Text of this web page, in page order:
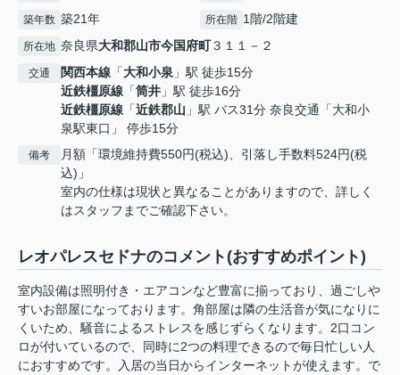
築年数 築21年 所在階 1階/2階建
所在地 奈良県大和郡山市今国府町３１１－２
交通 関西本線 「大和小泉 」駅 徒歩15分
近鉄橿原線 「筒井 」駅 徒歩16分
近鉄橿原線 「近鉄郡山 」駅 バス31分 奈良交通「大和小
泉駅東口」 停歩15分
備考
月額「環境維持費550円(税込)、引落し手数料524円(税
込)」
室内の仕様は現状と異なることがありますので、詳しく
はスタッフまでご確認下さい。
レオパレスセドナのコメント(おすすめポイント)
室内設備は照明付き・エアコンなど豊富に揃っており、過ごしや
すいお部屋になっております。角部屋は隣の生活音が気になりに
くいため、騒音によるストレスを感じずらくなります。2口コン
ロが付いているので、同時に2つの料理できるので毎日忙しい人
におすすめです。入居の当日からインターネットが使えます。で